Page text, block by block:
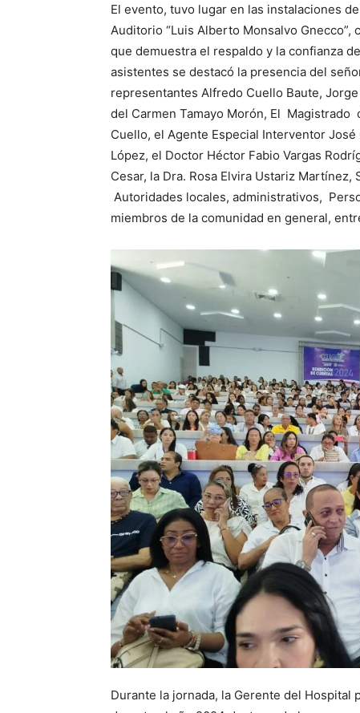
El evento, tuvo lugar en las instalaciones
Auditorio “Luis Alberto Monsalvo
que demuestra el respaldo y la confianza
asistentes se destacó la presencia del
representantes Alfredo Cuello Baute,
del Carmen Tamayo Morón, El
Cuello, el Agente Especial Interventor
López, el Doctor Héctor Fabio Vargas
Cesar, la Dra. Rosa Elvira Ustariz
Autoridades locales, administrativos,
miembros de la comunidad en general,
Durante la jornada, la Gerente del